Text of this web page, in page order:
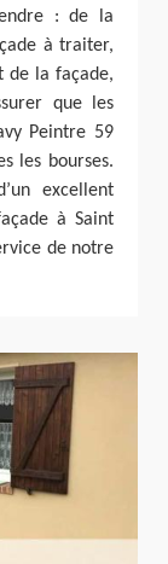
: de la
à traiter,
de la façade,
que les
Peintre 59
les bourses.
excellent
à Saint
de notre